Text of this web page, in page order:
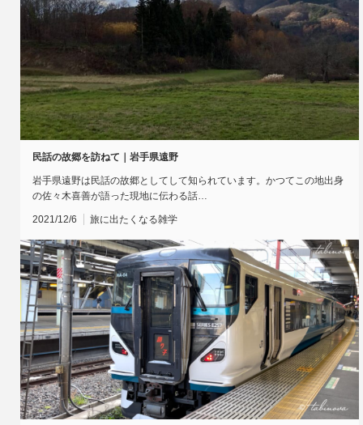
民話の故郷を訪ねて｜岩手県遠野
岩手県遠野は民話の故郷としてして知られています。かつてこの地出身
の佐々木喜善が語った現地に伝わる話…
2021/12/6 旅に出たくなる雑学